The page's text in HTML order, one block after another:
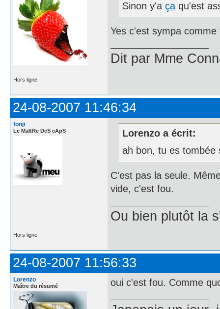
Sinon y'a ça qu'est
Yes c'est sympa
Dit par Mme
Hors ligne
24-08-2007 11:46:34
fonji
Le MaItRe DeS cApS
Lorenzo a écrit:
ah bon, tu es tombée
C'est pas la seule.
vide, c'est fou.
Ou bien plutôt la
Hors ligne
24-08-2007 11:56:33
Lorenzo
Maître du résumé oui c'est fou. Comme